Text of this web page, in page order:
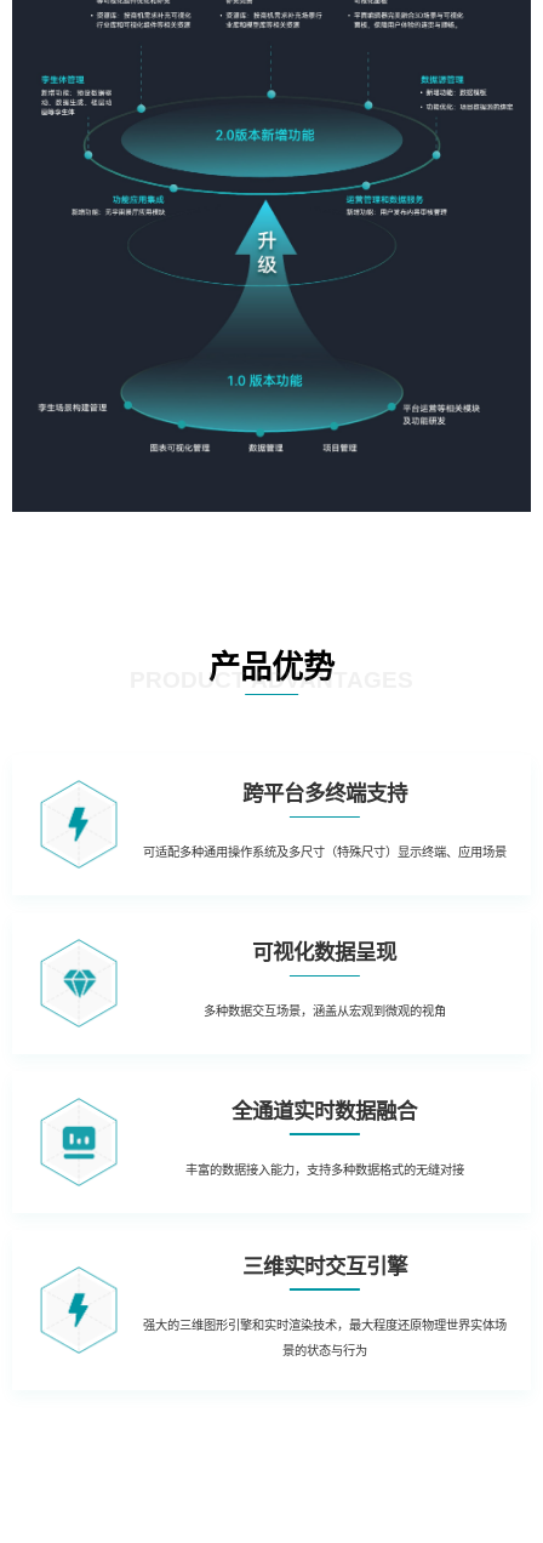
产品优势
PRODUCT ADVANTAGES
跨平台多终端支持
可适配多种通用操作系统及多尺寸（特殊尺寸）显示终端、应用场景
可视化数据呈现
多种数据交互场景，涵盖从宏观到微观的视角
全通道实时数据融合
丰富的数据接入能力，支持多种数据格式的无缝对接
三维实时交互引擎
强大的三维图形引擎和实时渲染技术，最大程度还原物理世界实体场
景的状态与行为